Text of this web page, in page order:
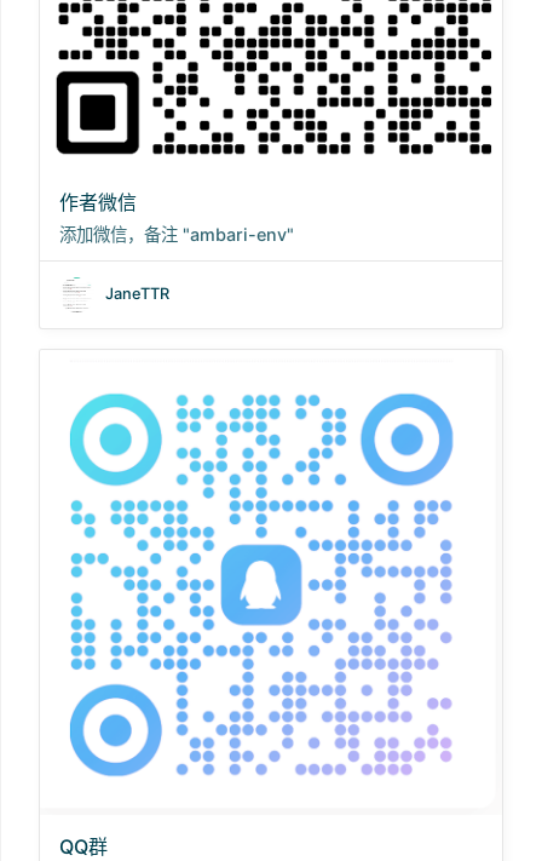
作者微信
添加微信，备注 "ambari-env"
JaneTTR
QQ群